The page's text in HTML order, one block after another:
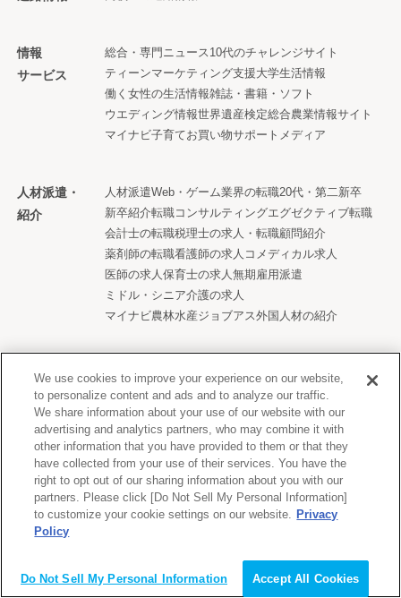
情報
サービス
総合・専門ニュース 10代のチャレンジサイト
ティーンマーケティング支援大学生活情報
働く女性の生活情報雑誌・書籍・ソフト
ウエディング情報世界遺産検定総合農業情報サイト
マイナビ子育てお買い物サポートメディア
人材派遣・
紹介
人材派遣Web・ゲーム業界の転職20代・第二新卒
新卒紹介転職コンサルティングエグゼクティブ転職
会計士の転職税理士の求人・転職顧問紹介
薬剤師の転職看護師の求人 コメディカル求人
医師の求人 保育士の求人 無期雇用派遣
ミドル・シニア介護の求人
マイナビ農林水産ジョブアス外国人材の紹介
法人向け 研修サービス 健康経営
株式会社マイナビ
会社概要アクセスサスティナビリティ採用グループ企業
個人情報保護方針
We use cookies to improve your experience on our website,
to personalize content and ads and to analyze our traffic.
We share information about your use of our website with our
advertising and analytics partners, who may combine it with
other information that you have provided to them or that they
have collected from your use of their services. You have the
right to opt out of our sharing information about you with our
partners. Please click [Do Not Sell My Personal Information]
to customize your cookie settings on our website. Privacy
Policy
Do Not Sell My Personal Information Accept All Cookies